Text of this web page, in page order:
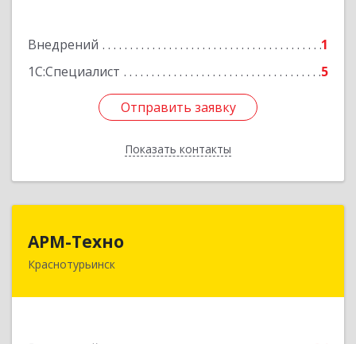
Внедрений
1
1С:Специалист
5
Отправить заявку
Показать контакты
Отправить заявку
Назад
АРМ-Техно
Краснотурьинск
624447, Свердловская обл, Краснотурьинск г,